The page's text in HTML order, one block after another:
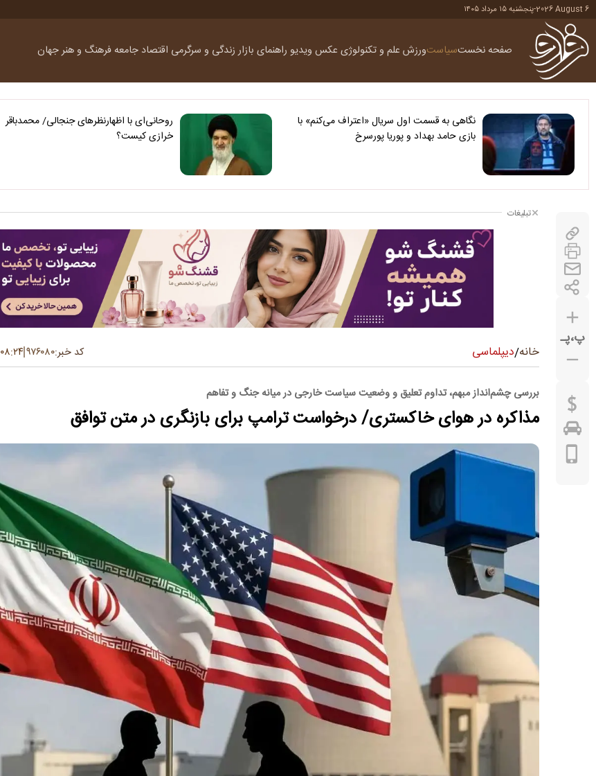
2026 August 6
-پنجشنبه ۱۵ مرداد ۱۴۰۵
صفحه نخستسیاستورزش علم و تکنولوژی عکس ویدیو راهنمای بازارزندگی و سرگرمی اقتصاد جامعهفرهنگ و هنرجهان
نگاهی به قسمت اول سریال «اعتراف می‌کنم» با
بازی حامد بهداد و پوریا پورسرخ
روحانی‌ای با اظهارنظرهای جنجالی/ محمدباقر
خرازی کیست؟
پ،پـ
تبلیغات
خانه/دیپلماسی کد خبر:۹۷۶۰۸۰ ۰۸:۲۴
بررسی چشم‌انداز مبهم، تداوم تعلیق و وضعیت سیاست خارجی در میانه جنگ و تفاهم
مذاکره در هوای خاکستری/ درخواست ترامپ برای بازنگری در متن توافق